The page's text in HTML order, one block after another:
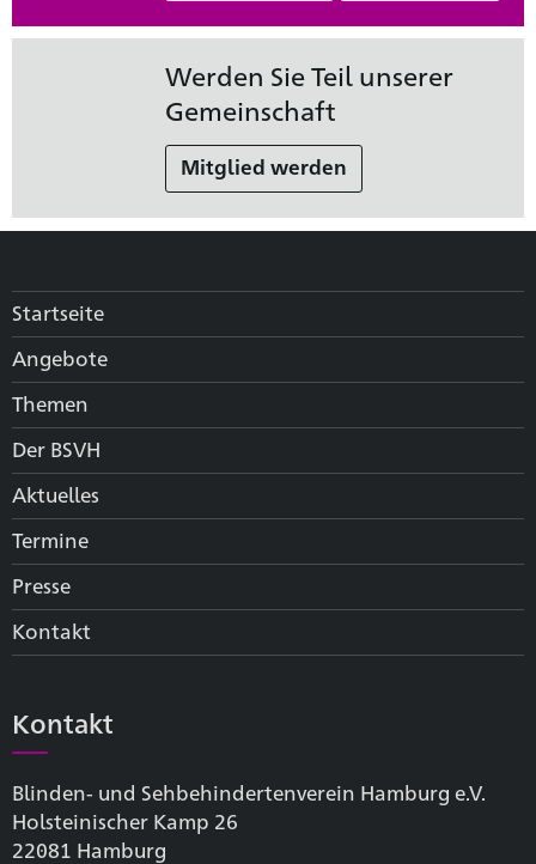
Werden Sie Teil unserer
Gemeinschaft
Mitglied werden
Startseite
Angebote
Themen
Der BSVH
Aktuelles
Termine
Presse
Kontakt
Kontakt
Blinden- und Sehbehinderten­verein Hamburg e.V.
Holsteinischer Kamp 26
22081 Hamburg